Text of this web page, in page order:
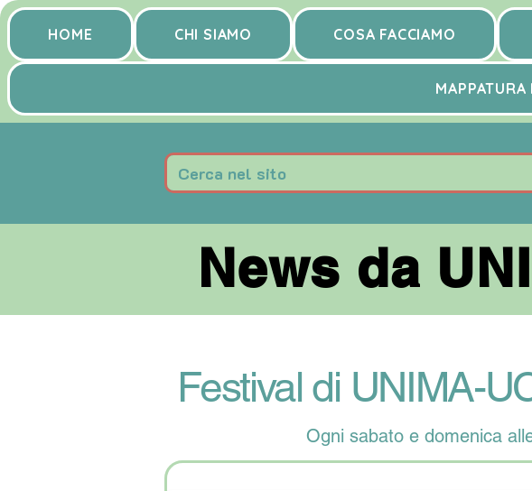
HOME CHI SIAMO COSA FACCIAMO
News da
News da
Festival di UNIMA-
Ogni sabato e domenica